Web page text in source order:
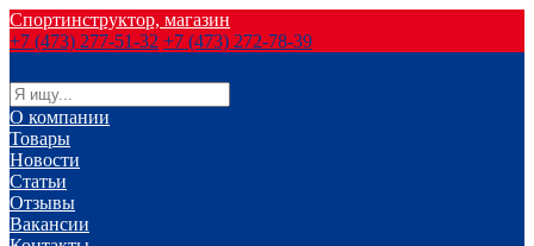
Спортинструктор, магазин
+7 (473) 277-51-32 +7 (473) 272-78-39
О компании
Товары
Новости
Статьи
Отзывы
Вакансии